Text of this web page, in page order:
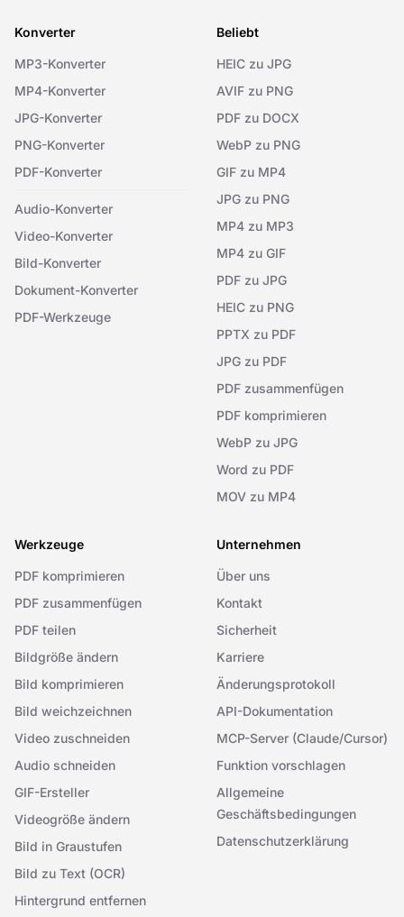
Konverter
MP3-Konverter
MP4-Konverter
JPG-Konverter
PNG-Konverter
PDF-Konverter
Audio-Konverter
Video-Konverter
Bild-Konverter
Dokument-Konverter
PDF-Werkzeuge
Beliebt
HEIC zu JPG
AVIF zu PNG
PDF zu DOCX
WebP zu PNG
GIF zu MP4
JPG zu PNG
MP4 zu MP3
MP4 zu GIF
PDF zu JPG
HEIC zu PNG
PPTX zu PDF
JPG zu PDF
PDF zusammenfügen
PDF komprimieren
WebP zu JPG
Word zu PDF
MOV zu MP4
Werkzeuge
PDF komprimieren
PDF zusammenfügen
PDF teilen
Bildgröße ändern
Bild komprimieren
Bild weichzeichnen
Video zuschneiden
Audio schneiden
GIF-Ersteller
Videogröße ändern
Bild in Graustufen
Bild zu Text (OCR)
Hintergrund entfernen
Unternehmen
Über uns
Kontakt
Sicherheit
Karriere
Änderungsprotokoll
API-Dokumentation
MCP-Server (Claude/Cursor)
Funktion vorschlagen
Allgemeine
Geschäftsbedingungen
Datenschutzerklärung